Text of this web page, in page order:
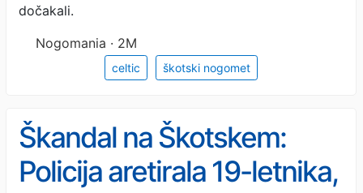
dočakali.
Nogomania · 2M
celtic škotski nogomet
Škandal na Škotskem:
Policija aretirala 19-letnika,